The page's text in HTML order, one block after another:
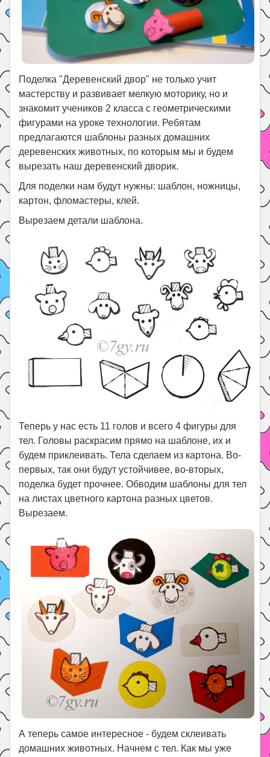
Поделка "Деревенский двор" не только учит
мастерству и развивает мелкую моторику, но и
знакомит учеников 2 класса с геометрическими
фигурами на уроке технологии. Ребятам
предлагаются шаблоны разных домашних
деревенских животных, по которым мы и будем
вырезать наш деревенский дворик.
Для поделки нам будут нужны: шаблон, ножницы,
картон, фломастеры, клей.
Вырезаем детали шаблона.
Теперь у нас есть 11 голов и всего 4 фигуры для
тел. Головы раскрасим прямо на шаблоне, их и
будем приклеивать. Тела сделаем из картона. Во-
первых, так они будут устойчивее, во-вторых,
поделка будет прочнее. Обводим шаблоны для тел
на листах цветного картона разных цветов.
Вырезаем.
А теперь самое интересное - будем склеивать
домашних животных. Начнем с тел. Как мы уже